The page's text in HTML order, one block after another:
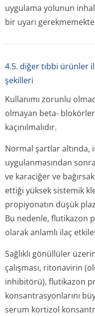
uygulama yolunun
bir uyarı
4.5. diğer tıbbi ürünler
şekilleri
Kullanımı zorunlu
olmayan beta-
kaçınılmalıdır.
Normal şartlar altında,
uygulanmasından
ve karaciğer ve
ettiği yüksek sistemik
propiyonatın düşük
Bu nedenle, flutikazon
olarak anlamlı ilaç
Sağlıklı gönüllüler
çalışması, ritonavirin
inhibitörü), flutikazon
konsantrasyonlarını
serum kortizol